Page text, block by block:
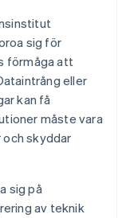
sig för
förmåga att
eller
kan få
måste vara
och skyddar
sig på
av teknik